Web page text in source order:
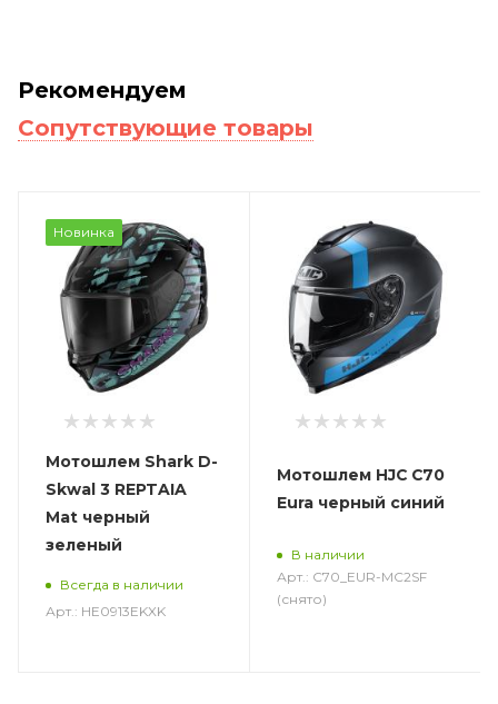
Рекомендуем
Сопутствующие товары
Новинка
Мотошлем Shark D-
Skwal 3 REPTAIA
Mat черный
зеленый
Всегда в наличии
Арт.: HE0913EKXK
Мотошлем HJC C70
Eura черный синий
В наличии
Арт.: C70_EUR-MC2SF
(снято)